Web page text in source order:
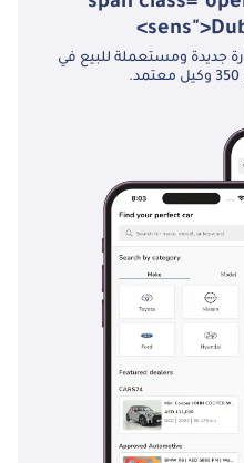
أكثر من 30،000 سيارة جديدة ومستعملة للبيع في